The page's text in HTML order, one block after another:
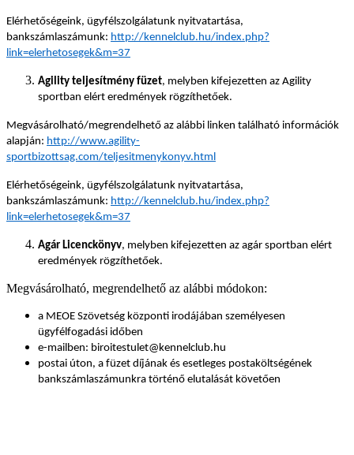
Elérhetőségeink, ügyfélszolgálatunk nyitvatartása,
bankszámlaszámunk: http://kennelclub.hu/index.php?
link=elerhetosegek&m=37
Agility teljesítmény füzet, melyben kifejezetten az Agility
sportban elért eredmények rögzíthetőek.
Megvásárolható/megrendelhető az alábbi linken található információk
alapján: http://www.agility-
sportbizottsag.com/teljesitmenykonyv.html
Elérhetőségeink, ügyfélszolgálatunk nyitvatartása,
bankszámlaszámunk: http://kennelclub.hu/index.php?
link=elerhetosegek&m=37
Agár Licenckönyv, melyben kifejezetten az agár sportban elért
eredmények rögzíthetőek.
Megvásárolható, megrendelhető az alábbi módokon:
a MEOE Szövetség központi irodájában személyesen
ügyfélfogadási időben
e-mailben: biroitestulet@kennelclub.hu
postai úton, a füzet díjának és esetleges postaköltségének
bankszámlaszámunkra történő elutalását követően